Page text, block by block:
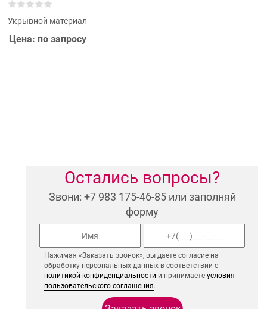
Укрывной материал
Цена: по запросу
Остались вопросы?
Звони: +7 983 175-46-85 или заполняй
форму
Нажимая «Заказать звонок», вы даете согласие на
обработку персональных данных в соответствии с
политикой конфиденциальности и принимаетеусловия
пользовательского соглашения.